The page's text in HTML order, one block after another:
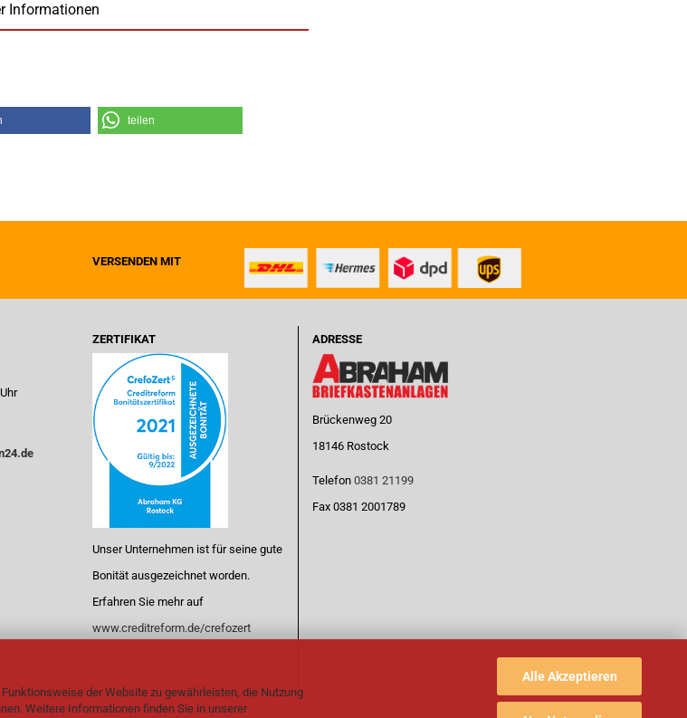
der Website zu gewährleisten, die Nutzung
Weitere Informationen finden Sie in unserer
Alle Akzeptieren
Informationen
teilen
VERSENDEN MIT
ZERTIFIKAT
Unser Unternehmen ist für seine gute
Bonität ausgezeichnet worden.
Erfahren Sie mehr auf
www.creditreform.de/crefozert
ADRESSE
Brückenweg 20
18146 Rostock
Telefon 0381 21199
Fax 0381 2001789